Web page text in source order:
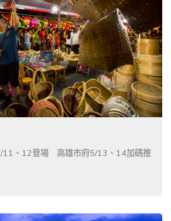
11、12登場 高雄市府5/13、14加碼推